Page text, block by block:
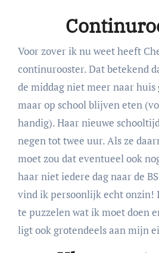
Voor zover ik nu weet heeft
continurooster. Dat betekend
de middag niet meer naar huis
maar op school blijven eten
handig). Haar nieuwe
negen tot twee uur. Als ze
moet zou dat eventueel ook
haar niet iedere dag naar de
vind ik persoonlijk echt onzin!
te puzzelen wat ik moet doen
ligt ook grotendeels aan mijn